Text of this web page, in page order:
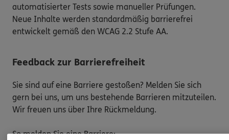
automatisierter Tests sowie manueller Prüfungen.
Neue Inhalte werden standardmäßig barrierefrei
entwickelt gemäß den WCAG 2.2 Stufe AA.
Feedback zur Barrierefreiheit
Sie sind auf eine Barriere gestoßen? Melden Sie sich
gern bei uns, um uns bestehende Barrieren mitzuteilen.
Wir freuen uns über Ihre Rückmeldung.
So melden Sie eine Barriere: